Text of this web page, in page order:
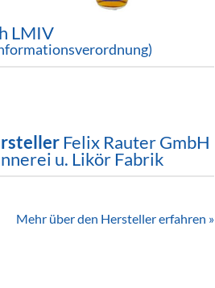
LMIV
Felix Rauter GmbH
u. Likör Fabrik
Mehr über den Hersteller erfahren »